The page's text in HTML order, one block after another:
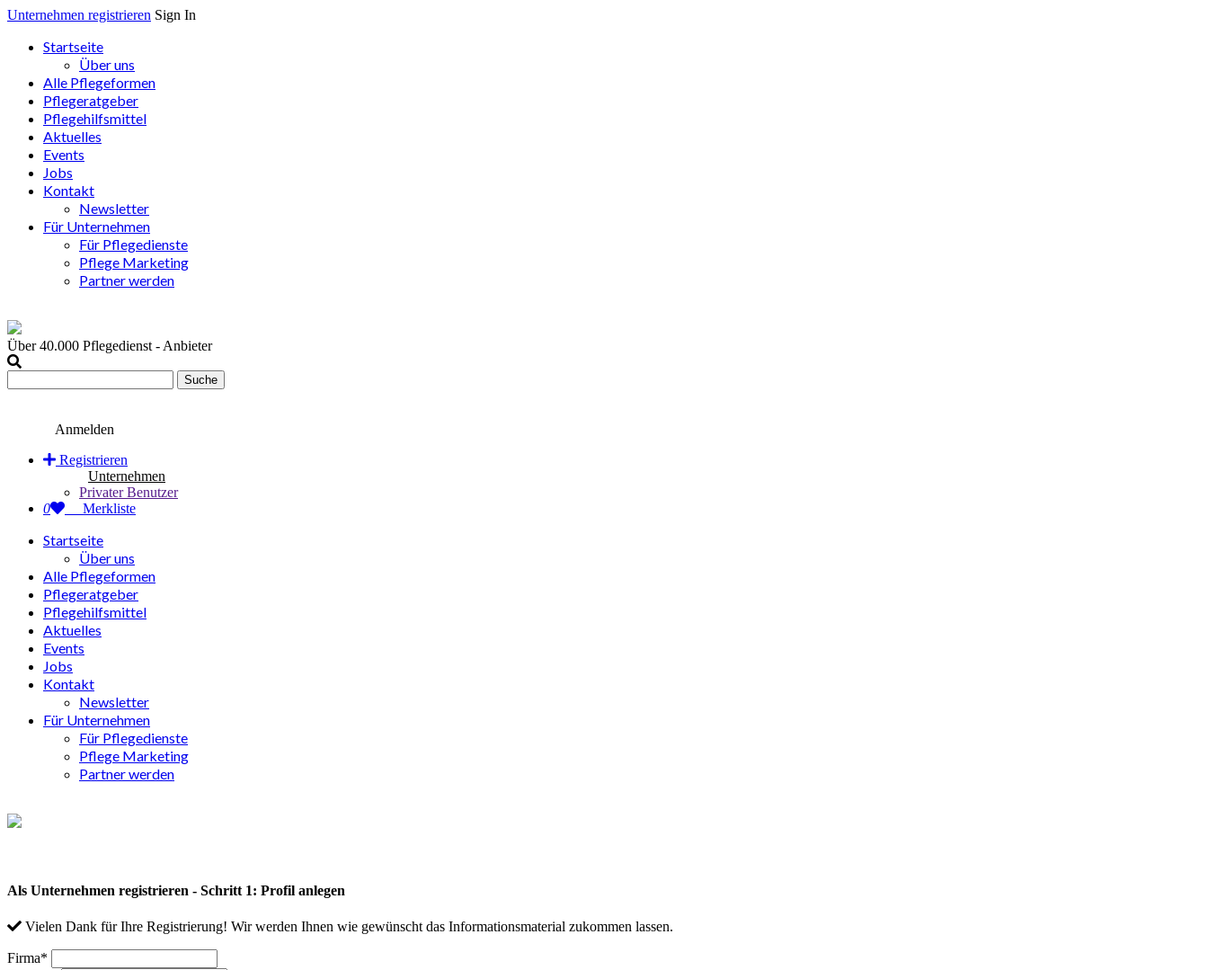
Unternehmen registrieren Sign In
Startseite
Über uns
Alle Pflegeformen
Pflegeratgeber
Pflegehilfsmittel
Aktuelles
Events
Jobs
Kontakt
Newsletter
Für Unternehmen
Für Pflegedienste
Pflege Marketing
Partner werden
Über 40.000 Pflegedienst - Anbieter
Suche
Anmelden
Registrieren
Unternehmen
Privater Benutzer
0
Merkliste
Startseite
Über uns
Alle Pflegeformen
Pflegeratgeber
Pflegehilfsmittel
Aktuelles
Events
Jobs
Kontakt
Newsletter
Für Unternehmen
Für Pflegedienste
Pflege Marketing
Partner werden
Als Unternehmen registrieren - Schritt 1: Profil anlegen
Vielen Dank für Ihre Registrierung! Wir werden Ihnen wie gewünscht das Informationsmaterial zukommen lassen.
Firma*